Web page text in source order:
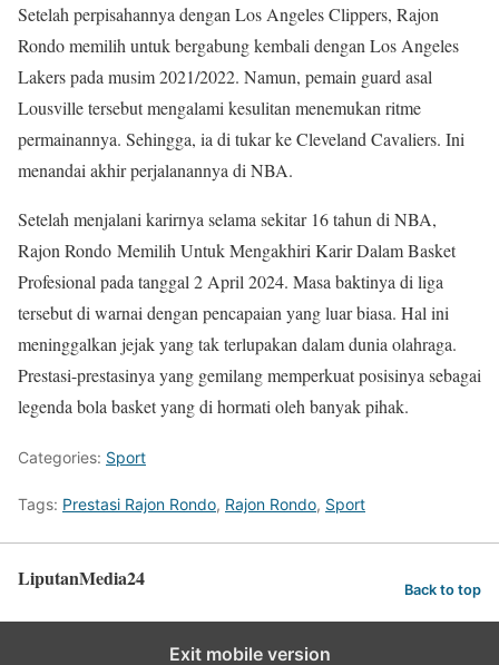
Setelah perpisahannya dengan Los Angeles Clippers, Rajon
Rondo memilih untuk bergabung kembali dengan Los Angeles
Lakers pada musim 2021/2022. Namun, pemain guard asal
Lousville tersebut mengalami kesulitan menemukan ritme
permainannya. Sehingga, ia di tukar ke Cleveland Cavaliers. Ini
menandai akhir perjalanannya di NBA.
Setelah menjalani karirnya selama sekitar 16 tahun di NBA,
Rajon Rondo Memilih Untuk Mengakhiri Karir Dalam Basket
Profesional pada tanggal 2 April 2024. Masa baktinya di liga
tersebut di warnai dengan pencapaian yang luar biasa. Hal ini
meninggalkan jejak yang tak terlupakan dalam dunia olahraga.
Prestasi-prestasinya yang gemilang memperkuat posisinya sebagai
legenda bola basket yang di hormati oleh banyak pihak.
Categories: Sport
Tags: Prestasi Rajon Rondo, Rajon Rondo, Sport
LiputanMedia24 Back to top
Exit mobile version